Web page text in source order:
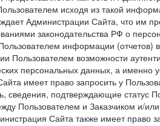
исходя из такой
Администрации Сайта, что им
законодательства РФ о
информации (отчетов)
Пользователем возможности
персональных данных, а именно
имеет право запросить у
сведения, подтверждающие статус
Пользователем и Заказчиком и/
Сайта также имеет право